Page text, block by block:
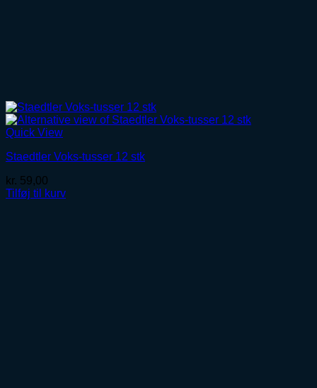
Quick View
Staedtler Voks-tusser 12 stk
kr. 59,00
Tilføj til kurv